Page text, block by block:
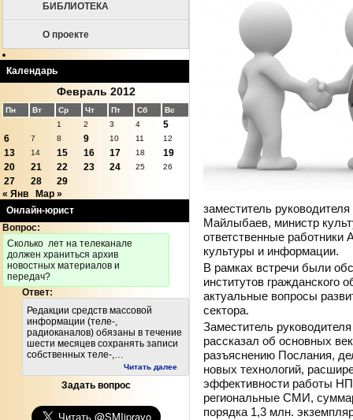
БИБЛИОТЕКА
О проекте
Календарь
Февраль 2012
Пн Вт Ср Чт Пт Сб
Вс
1
2 3 4
5
6
7 8 9 10 11 12
13 14 15 16 17 18
19
20
21 22 23 24 25 26
27 28
29
« Янв
Мар »
Онлайн-юрист
Вопрос:
Cколько лет на телеканале
должен храниться архив
новостных материалов и
передач?
Ответ:
Редакции средств массовой
информации (теле-,
радиоканалов) обязаны в течение
шести месяцев сохранять записи
собственных теле-,…
Читать далее
Задать вопрос
заместитель
Майлыбаев, министр
ответственные работники
культуры и информации.
В рамках встречи были
институтов гражданского
актуальные вопросы
сектора.
Заместитель
рассказал об основных
разъяснению Послания,
новых технологий,
эффективности работы
региональные СМИ,
порядка 1,3 млн.